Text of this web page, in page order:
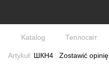
Katalog Теплосвіт
Artykuł: ШКН4 Zostawić opinię